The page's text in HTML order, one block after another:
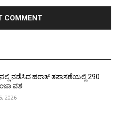
ನಡೆಸಿದ ಹಠಾತ್ ತಪಾಸಣೆಯಲ್ಲಿ 290
ವಶ
2026